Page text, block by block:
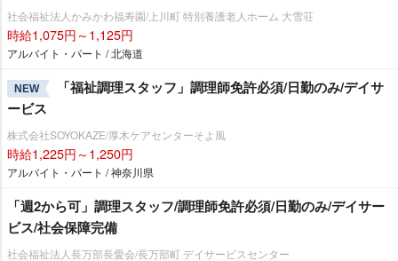
社会福祉法人かみかわ福寿園/上川町 特別養護老人ホーム 大雪荘
時給1,075円～1,125円
アルバイト・パート / 北海道
NEW
「福祉調理スタッフ」調理師免許必須/日勤のみ/デイサ
ービス
株式会社SOYOKAZE/厚木ケアセンターそよ風
時給1,225円～1,250円
アルバイト・パート / 神奈川県
「週2から可」調理スタッフ/調理師免許必須/日勤のみ/デイサー
ビス/社会保障完備
社会福祉法人長万部長愛会/長万部町 デイサービスセンター